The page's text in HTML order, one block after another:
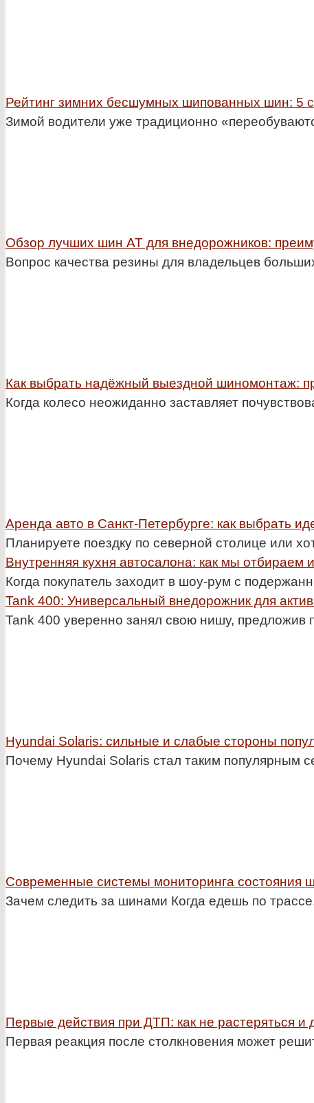
Рейтинг зимних бесшумных шипованных шин: 5
Зимой водители уже традиционно
Обзор лучших шин АТ для внедорожников:
Вопрос качества резины для владельцев
Как выбрать надёжный выездной шиномонтаж:
Когда колесо неожиданно заставляет
Аренда авто в Санкт-Петербурге: как выбрать
Планируете поездку по северной столице или
Внутренняя кухня автосалона: как мы отбираем
Когда покупатель заходит в шоу-рум с
Tank 400: Универсальный внедорожник для
Tank 400 уверенно занял свою нишу, предложив
Hyundai Solaris: сильные и слабые стороны
Почему Hyundai Solaris стал таким популярным
Современные системы мониторинга состояния
Зачем следить за шинами Когда едешь по
Первые действия при ДТП: как не растеряться и
Первая реакция после столкновения может